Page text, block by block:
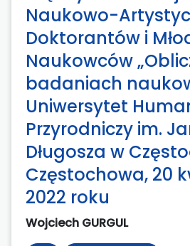
Naukowo-
Doktorantów i
Naukowców
badaniach
Uniwersytet
Przyrodniczy im.
Długosza w
Częstochowa, 20
2022 roku
Wojciech GURGUL